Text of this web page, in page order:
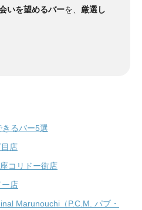
いを望めるバーを、 厳選し
るバー5選
店
コリドー街店
ー店
Marunouchi（P.C.M. パブ・